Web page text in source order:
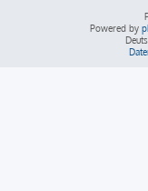
Powered by